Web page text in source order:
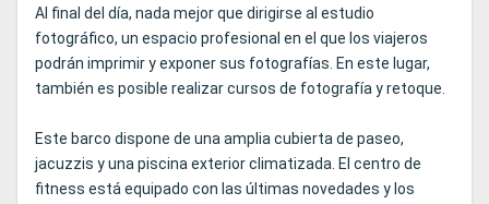
Al final del día, nada mejor que dirigirse al estudio
fotográfico, un espacio profesional en el que los viajeros
podrán imprimir y exponer sus fotografías. En este lugar,
también es posible realizar cursos de fotografía y retoque.
Este barco dispone de una amplia cubierta de paseo,
jacuzzis y una piscina exterior climatizada. El centro de
fitness está equipado con las últimas novedades y los